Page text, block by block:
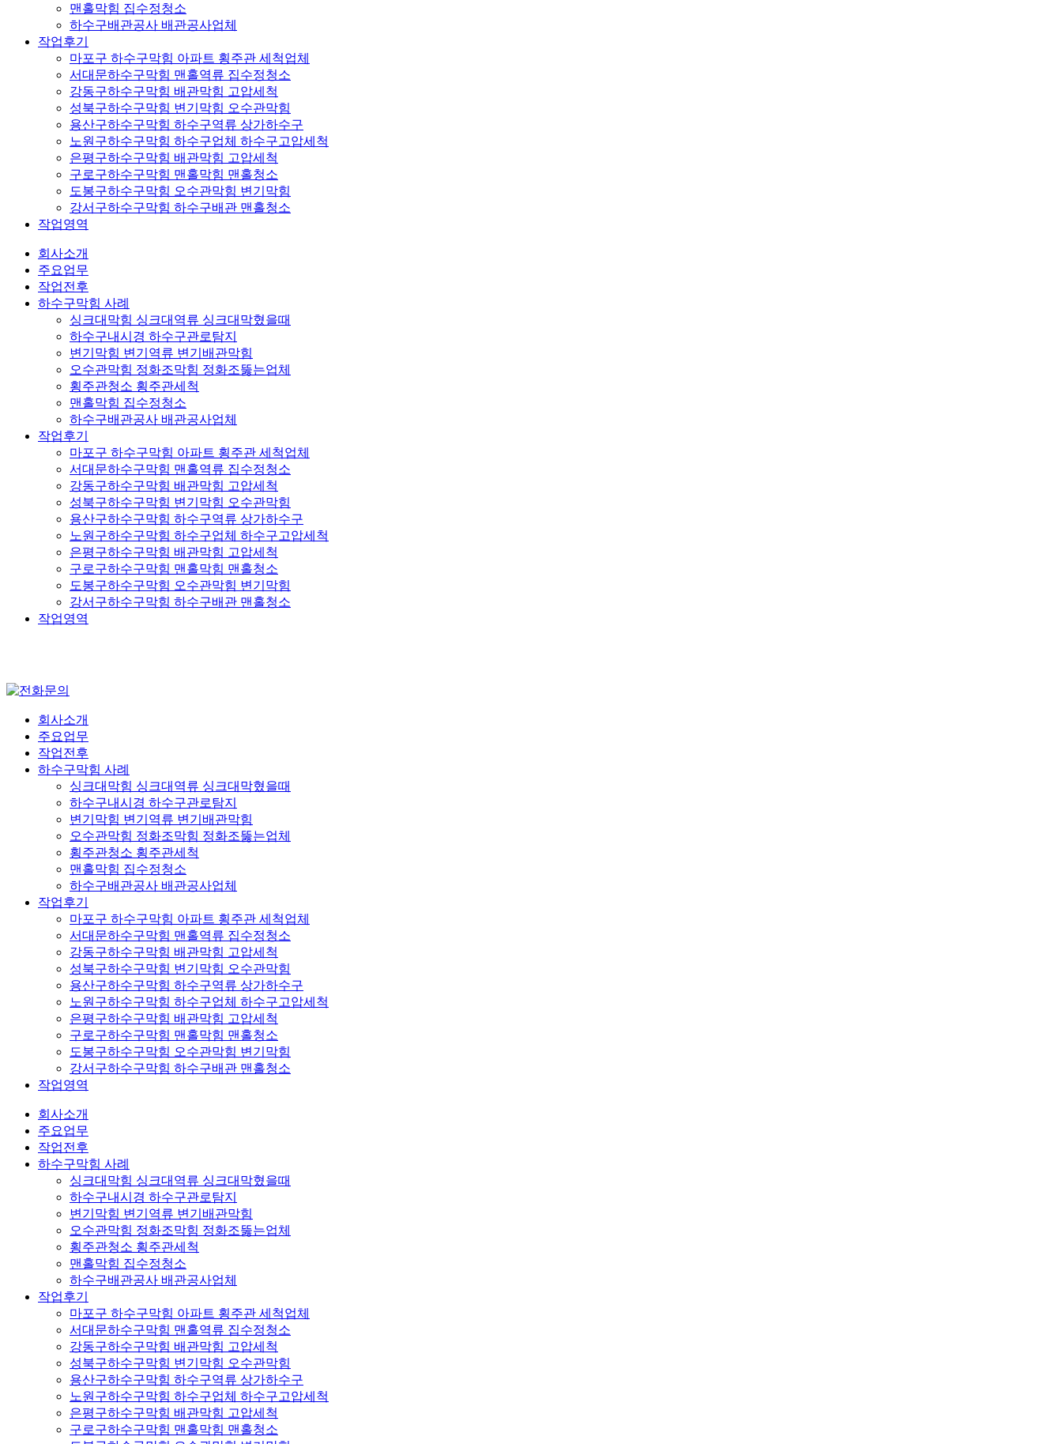
맨홀막힘 집수정청소
하수구배관공사 배관공사업체
작업후기
마포구 하수구막힘 아파트 횡주관 세척업체
서대문하수구막힘 맨홀역류 집수정청소
강동구하수구막힘 배관막힘 고압세척
성북구하수구막힘 변기막힘 오수관막힘
용산구하수구막힘 하수구역류 상가하수구
노원구하수구막힘 하수구업체 하수구고압세척
은평구하수구막힘 배관막힘 고압세척
구로구하수구막힘 맨홀막힘 맨홀청소
도봉구하수구막힘 오수관막힘 변기막힘
강서구하수구막힘 하수구배관 맨홀청소
작업영역
회사소개
주요업무
작업전후
하수구막힘 사례
싱크대막힘 싱크대역류 싱크대막혔을때
하수구내시경 하수구관로탐지
변기막힘 변기역류 변기배관막힘
오수관막힘 정화조막힘 정화조뚫는업체
횡주관청소 횡주관세척
맨홀막힘 집수정청소
하수구배관공사 배관공사업체
작업후기
마포구 하수구막힘 아파트 횡주관 세척업체
서대문하수구막힘 맨홀역류 집수정청소
강동구하수구막힘 배관막힘 고압세척
성북구하수구막힘 변기막힘 오수관막힘
용산구하수구막힘 하수구역류 상가하수구
노원구하수구막힘 하수구업체 하수구고압세척
은평구하수구막힘 배관막힘 고압세척
구로구하수구막힘 맨홀막힘 맨홀청소
도봉구하수구막힘 오수관막힘 변기막힘
강서구하수구막힘 하수구배관 맨홀청소
작업영역
회사소개
주요업무
작업전후
하수구막힘 사례
싱크대막힘 싱크대역류 싱크대막혔을때
하수구내시경 하수구관로탐지
변기막힘 변기역류 변기배관막힘
오수관막힘 정화조막힘 정화조뚫는업체
횡주관청소 횡주관세척
맨홀막힘 집수정청소
하수구배관공사 배관공사업체
작업후기
마포구 하수구막힘 아파트 횡주관 세척업체
서대문하수구막힘 맨홀역류 집수정청소
강동구하수구막힘 배관막힘 고압세척
성북구하수구막힘 변기막힘 오수관막힘
용산구하수구막힘 하수구역류 상가하수구
노원구하수구막힘 하수구업체 하수구고압세척
은평구하수구막힘 배관막힘 고압세척
구로구하수구막힘 맨홀막힘 맨홀청소
도봉구하수구막힘 오수관막힘 변기막힘
강서구하수구막힘 하수구배관 맨홀청소
작업영역
회사소개
주요업무
작업전후
하수구막힘 사례
싱크대막힘 싱크대역류 싱크대막혔을때
하수구내시경 하수구관로탐지
변기막힘 변기역류 변기배관막힘
오수관막힘 정화조막힘 정화조뚫는업체
횡주관청소 횡주관세척
맨홀막힘 집수정청소
하수구배관공사 배관공사업체
작업후기
마포구 하수구막힘 아파트 횡주관 세척업체
서대문하수구막힘 맨홀역류 집수정청소
강동구하수구막힘 배관막힘 고압세척
성북구하수구막힘 변기막힘 오수관막힘
용산구하수구막힘 하수구역류 상가하수구
노원구하수구막힘 하수구업체 하수구고압세척
은평구하수구막힘 배관막힘 고압세척
구로구하수구막힘 맨홀막힘 맨홀청소